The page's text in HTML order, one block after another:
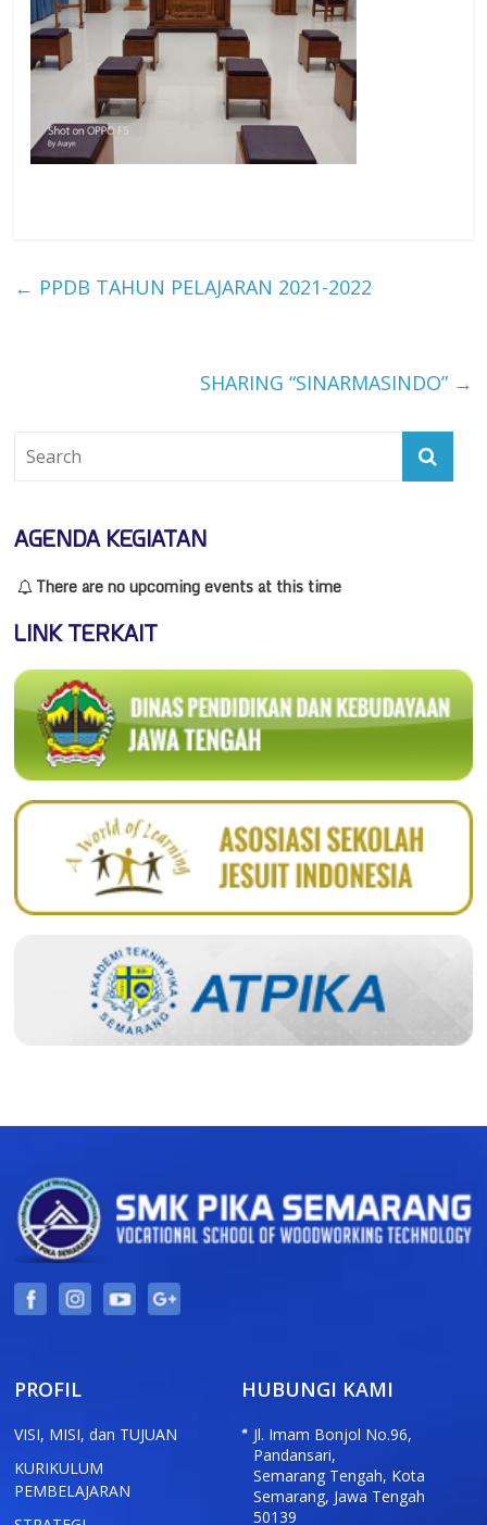
← PPDB TAHUN PELAJARAN 2021-2022
SHARING “SINARMASINDO” →
AGENDA KEGIATAN
There are no upcoming events at this time
LINK TERKAIT
PROFIL
VISI, MISI, dan TUJUAN
KURIKULUM
PEMBELAJARAN
HUBUNGI KAMI
Jl. Imam Bonjol No.96,
Pandansari,
Semarang Tengah, Kota
Semarang, Jawa Tengah
50139